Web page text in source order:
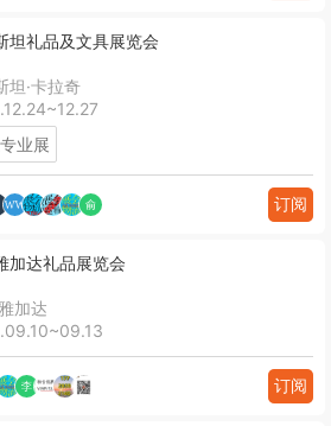
坦礼品及文具展览会
坦·卡拉奇
业展
订阅
加达礼品展览会
加达
订阅